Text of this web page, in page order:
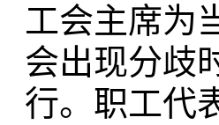
工会主席为
会出现分歧
行。职工代